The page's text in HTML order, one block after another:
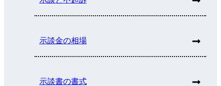
示談金の相場
示談書の書式